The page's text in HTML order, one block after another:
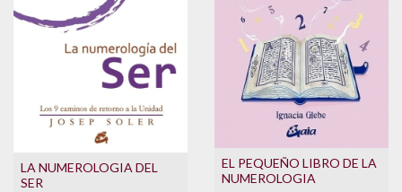
LA NUMEROLOGIA DEL
SER
EL PEQUEÑO LIBRO DE LA
NUMEROLOGIA